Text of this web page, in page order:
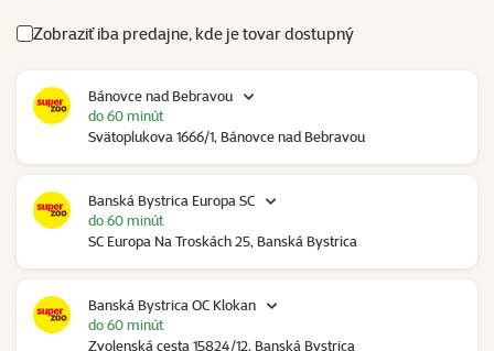
Zobraziť iba predajne, kde je tovar dostupný
Bánovce nad Bebravou
Svätoplukova 1666/1, Bánovce nad Bebravou
do 60 minút
Banská Bystrica Europa SC
SC Europa Na Troskách 25, Banská Bystrica
do 60 minút
Banská Bystrica OC Klokan
Zvolenská cesta 15824/12, Banská Bystrica
do 60 minút